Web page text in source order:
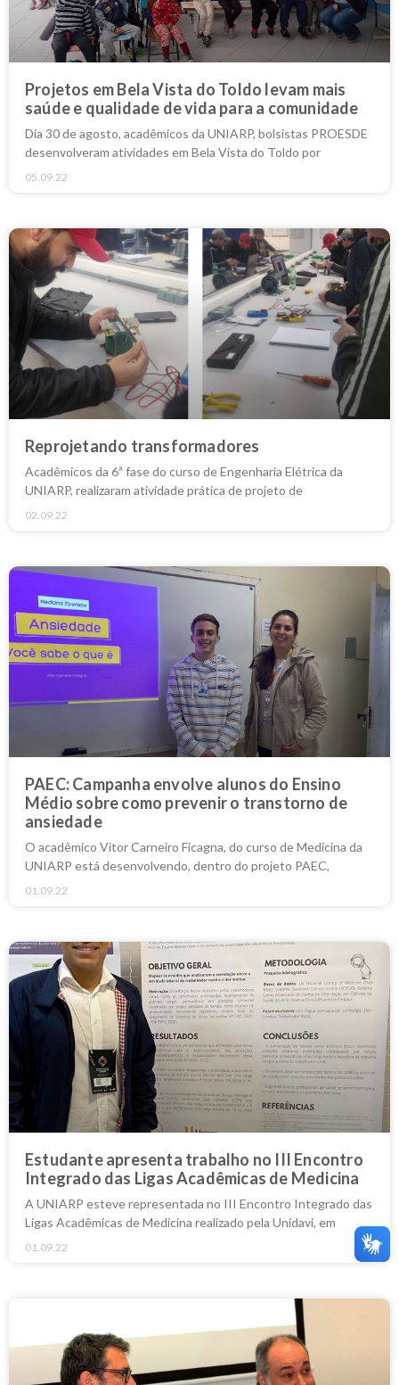
Projetos em Bela Vista do Toldo levam mais
saúde e qualidade de vida para a comunidade
Dia 30 de agosto, acadêmicos da UNIARP, bolsistas PROESDE
desenvolveram atividades em Bela Vista do Toldo por
05.09.22
Reprojetando transformadores
Acadêmicos da 6ª fase do curso de Engenharia Elétrica da
UNIARP, realizaram atividade prática de projeto de
02.09.22
PAEC: Campanha envolve alunos do Ensino
Médio sobre como prevenir o transtorno de
ansiedade
O acadêmico Vitor Carneiro Ficagna, do curso de Medicina da
UNIARP está desenvolvendo, dentro do projeto PAEC,
01.09.22
Estudante apresenta trabalho no III Encontro
Integrado das Ligas Acadêmicas de Medicina
A UNIARP esteve representada no III Encontro Integrado das
Ligas Acadêmicas de Medicina realizado pela Unidavi, em
01.09.22